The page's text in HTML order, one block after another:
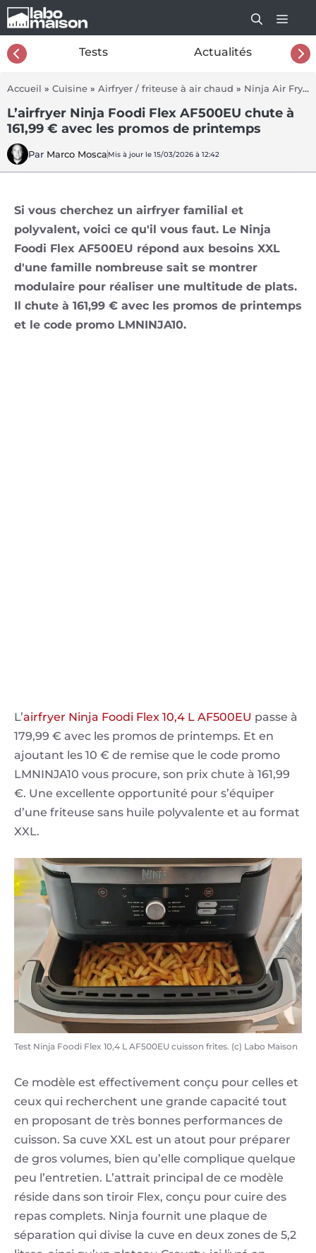
Aller
au
contenu
Tests Actualités
Accueil » Cuisine » Airfryer / friteuse à air chaud » Ninja Air Fryer Foodi Flex AF500EU
L’airfryer Ninja Foodi Flex AF500EU chute à
161,99 € avec les promos de printemps
Par Marco Mosca Mis à jour le 15/03/2026 à 12:42
Si vous cherchez un airfryer familial et
polyvalent, voici ce qu'il vous faut. Le Ninja
Foodi Flex AF500EU répond aux besoins XXL
d'une famille nombreuse sait se montrer
modulaire pour réaliser une multitude de plats.
Il chute à 161,99 € avec les promos de printemps
et le code promo LMNINJA10.
L’airfryer Ninja Foodi Flex 10,4 L AF500EU passe à
179,99 € avec les promos de printemps. Et en
ajoutant les 10 € de remise que le code promo
LMNINJA10 vous procure, son prix chute à 161,99
€. Une excellente opportunité pour s’équiper
d’une friteuse sans huile polyvalente et au format
XXL.
Test Ninja Foodi Flex 10,4 L AF500EU cuisson frites. (c) Labo Maison
Ce modèle est effectivement conçu pour celles et
ceux qui recherchent une grande capacité tout
en proposant de très bonnes performances de
cuisson. Sa cuve XXL est un atout pour préparer
de gros volumes, bien qu’elle complique quelque
peu l’entretien. L’attrait principal de ce modèle
réside dans son tiroir Flex, conçu pour cuire des
repas complets. Ninja fournit une plaque de
séparation qui divise la cuve en deux zones de 5,2